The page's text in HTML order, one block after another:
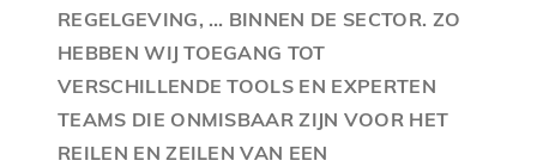
REGELGEVING, … BINNEN DE SECTOR. ZO
HEBBEN WIJ TOEGANG TOT
VERSCHILLENDE TOOLS EN EXPERTEN
TEAMS DIE ONMISBAAR ZIJN VOOR HET
REILEN EN ZEILEN VAN EEN